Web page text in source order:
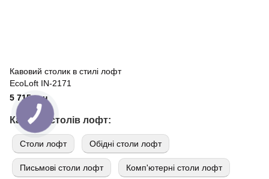
Кавовий столик в стилі лофт
EcoLoft IN-2171
5 715 грн
Каталог столів лофт:
Cтоли лофт Обідні столи лофт
Письмові столи лофт Комп'ютерні столи лофт